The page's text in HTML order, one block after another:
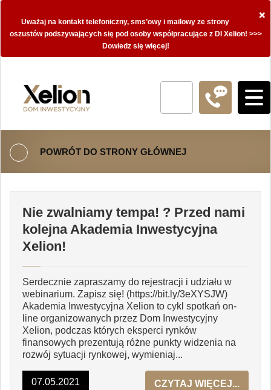
×
Uważaj na kontakt telefoniczny, sms’owy i mailowy ze strony
oszustów podszywających się pod osoby współpracujące z DI Xelion! >>>
Dowiedz się więcej!
POWRÓT DO STRONY GŁÓWNEJ
Nie zwalniamy tempa! ? Przed nami
kolejna Akademia Inwestycyjna
Xelion!
Serdecznie zapraszamy do rejestracji i udziału w
webinarium. Zapisz się! (https://bit.ly/3eXYSJW)
Akademia Inwestycyjna Xelion to cykl spotkań on-
line organizowanych przez Dom Inwestycyjny
Xelion, podczas których eksperci rynków
finansowych prezentują różne punkty widzenia na
rozwój sytuacji rynkowej, wymieniaj...
07.05.2021 CZYTAJ WIĘCEJ...